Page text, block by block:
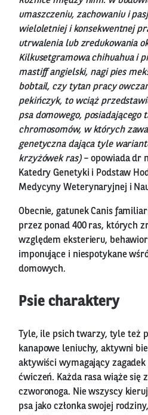
umaszczeniu, zachowaniu i
wieloletniej i konsekwentnej
utrwalenia lub zredukowania
Kilkusetgramowa chihuahua i
mastiff angielski, nagi pies
bobtail, czy tytan pracy
pekińczyk, to wciąż
psa domowego, posiadającego
chromosomów, w których
genetyczna dająca tyle
krzyżówek ras)– opowiada dr
Katedry Genetyki i Podstaw
Medycyny Weterynaryjnej i
Obecnie, gatunek Canis
przez ponad 400 ras, których
względem eksterieru,
imponujące i niespotykane
domowych.
Psie charaktery
Tyle, ile psich twarzy, tyle też
kanapowe leniuchy, aktywni
aktywiści wymagający
ćwiczeń. Każda rasa wiąże się
czworonoga. Nie wszyscy
psa jako członka swojej